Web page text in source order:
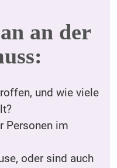
an der
und wie viele
Personen im
oder sind auch